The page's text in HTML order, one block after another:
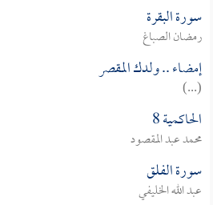
سورة البقرة
رمضان الصباغ
إمضاء .. ولدك المقصر
(...)
الحاكمية 8
محمد عبد المقصود
سورة الفلق
عبد الله الخليفي